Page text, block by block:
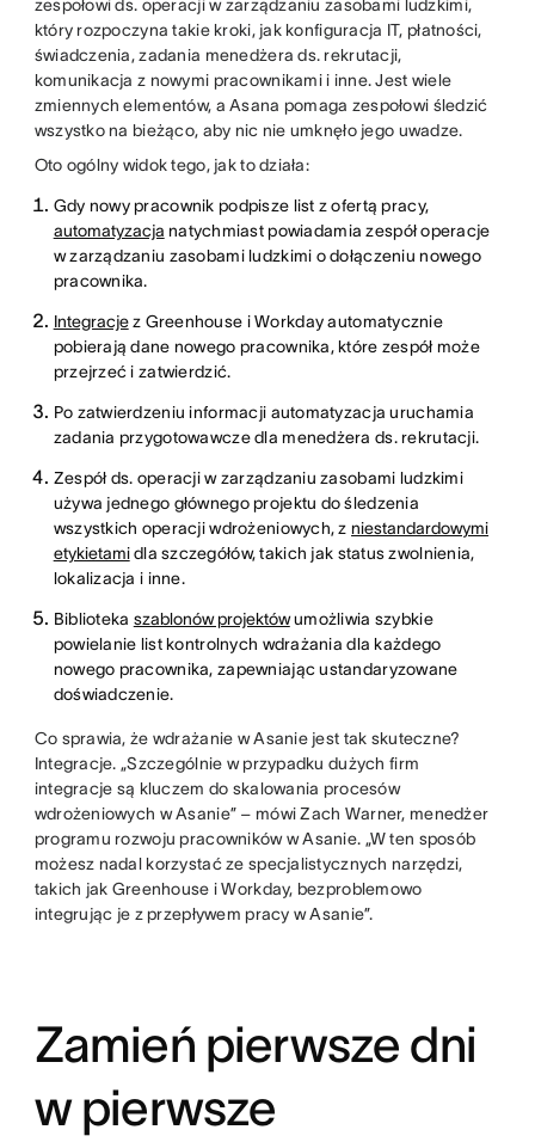
zespołowi ds. operacji w zarządzaniu zasobami ludzkimi,
który rozpoczyna takie kroki, jak konfiguracja IT, płatności,
świadczenia, zadania menedżera ds. rekrutacji,
komunikacja z nowymi pracownikami i inne. Jest wiele
zmiennych elementów, a Asana pomaga zespołowi śledzić
wszystko na bieżąco, aby nic nie umknęło jego uwadze.
Oto ogólny widok tego, jak to działa:
Gdy nowy pracownik podpisze list z ofertą pracy,
automatyzacja natychmiast powiadamia zespół operacje
w zarządzaniu zasobami ludzkimi o dołączeniu nowego
pracownika.
Integracjez Greenhouse i Workday automatycznie
pobierają dane nowego pracownika, które zespół może
przejrzeć i zatwierdzić.
Po zatwierdzeniu informacji automatyzacja uruchamia
zadania przygotowawcze dla menedżera ds. rekrutacji.
Zespół ds. operacji w zarządzaniu zasobami ludzkimi
używa jednego głównego projektu do śledzenia
wszystkich operacji wdrożeniowych, zniestandardowymi
etykietamidla szczegółów, takich jak status zwolnienia,
lokalizacja i inne.
Biblioteka szablonów projektówumożliwia szybkie
powielanie list kontrolnych wdrażania dla każdego
nowego pracownika, zapewniając ustandaryzowane
doświadczenie.
Co sprawia, że wdrażanie w Asanie jest tak skuteczne?
Integracje. „Szczególnie w przypadku dużych firm
integracje są kluczem do skalowania procesów
wdrożeniowych w Asanie” – mówi Zach Warner, menedżer
programu rozwoju pracowników w Asanie. „W ten sposób
możesz nadal korzystać ze specjalistycznych narzędzi,
takich jak Greenhouse i Workday, bezproblemowo
integrując je z przepływem pracy w Asanie”.
Zamień pierwsze dni
w pierwsze